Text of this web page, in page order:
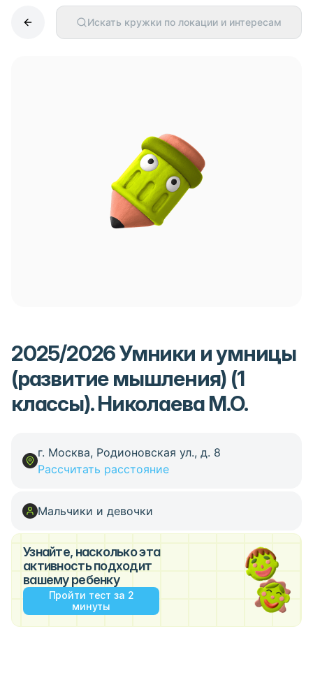
Искать кружки по локации и интересам
2025/2026 Умники и умницы
(развитие мышления) (1
классы). Николаева М.О.
г. Москва, Родионовская ул., д. 8
Рассчитать расстояние
Мальчики и девочки
Узнайте, насколько эта
активность подходит
вашему ребенку
Пройти тест за 2
минуты